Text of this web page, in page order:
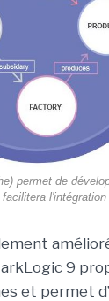
permet de
facilitera
9
et permet